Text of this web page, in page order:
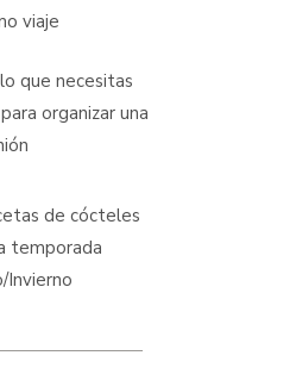
viaje
que necesitas
organizar una
de cócteles
temporada
Invierno